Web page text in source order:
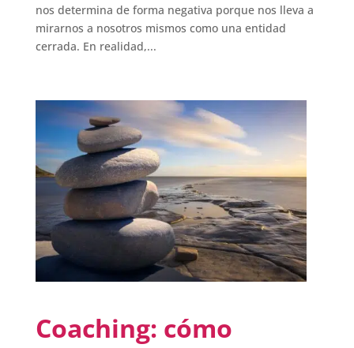
nos determina de forma negativa porque nos lleva a
mirarnos a nosotros mismos como una entidad
cerrada. En realidad,...
Coaching: cómo